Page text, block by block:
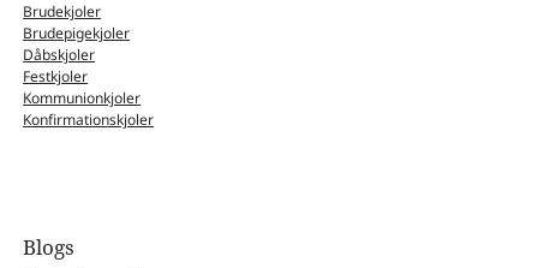
Brudekjoler
Brudepigekjoler
Dåbskjoler
Festkjoler
Kommunionkjoler
Konfirmationskjoler
Blogs